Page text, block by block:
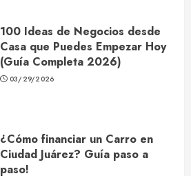
100 Ideas de Negocios desde
Casa que Puedes Empezar Hoy
(Guía Completa 2026)
03/29/2026
¿Cómo financiar un Carro en
Ciudad Juárez? Guía paso a
paso!